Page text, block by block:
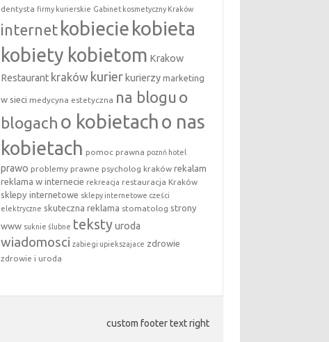
dentysta firmy kurierskie Gabinet kosmetyczny Kraków
internet kobiecie kobieta
kobiety kobietom Krakow
Restaurant kraków kurier kurierzy marketing
w sieci medycyna estetyczna na blogu o
blogach o kobietach o nas
kobietach pomoc prawna poznń hotel
prawo problemy prawne psycholog kraków rekalam
reklama w internecie rekreacja restauracja Kraków
sklepy internetowe sklepy internetowe cześci
elektryczne skuteczna reklama stomatolog strony
www suknie ślubne teksty uroda
wiadomosci zabiegi upiekszajace zdrowie
zdrowie i uroda
custom footer text right